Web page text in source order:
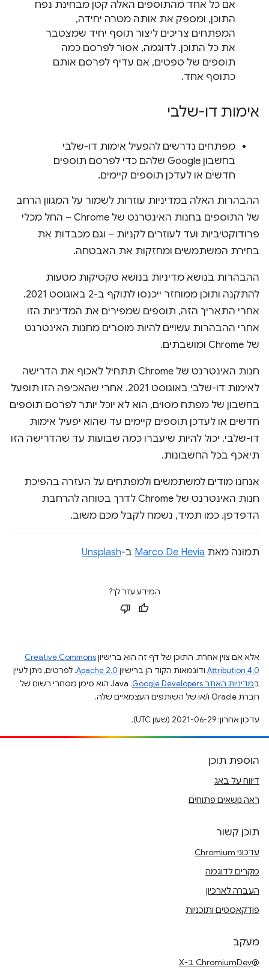
אם כל אחד מהתוספים האלה קטן מבחינת נפח
התוכן, ומספק את אותה מטרה יחידה,
המפתחים צריכים ליצור תוסף יחיד שמצטבר
את כל התוכן. לדוגמה, אסור לפרסם כמה
תוספים של טפטים, אם עדיף לפרסם אותם
כתוסף אחד.
אימות דו-שלבי
מפתחים נדרשים להפעיל אימות דו-שלבי
בחשבון Google שלהם כדי לפרסם תוספים
חדשים או לעדכן תוספים קיימים.
ההבהרות האלה במדיניות עוזרות לשמור על המגוון הרחב
של התוספים בחנות האינטרנט של Chrome – החל מכלי
פרודוקטיביות ועד לעוזרים לקניות – וגם מכבדות את
בחירת המשתמשים ומחזקות את האבטחה.
ההבהרות בנושא מדיניות בנושא טקטיקות מטעות
להתקנה ותוכן ממוחזר ייכנסו לתוקף ב-2 באוגוסט 2021.
אחרי התאריך הזה, תוספים שמפירים את המדיניות הזו
אחרי ההבהרות עשויים להיות מוסרים מחנות האינטרנט
של Chrome ומושבתים.
חנות האינטרנט של Chrome תתחיל לאכוף את הדרישה
לאימות דו-שלבי באוגוסט 2021. אחרי שהאכיפה הזו תופעל
בחשבון של מפתח מסוים, הוא לא יוכל יותר לפרסם תוספים
חדשים או לעדכן תוספים קיימים עד שהוא יפעיל אימות
דו-שלבי. יכול להיות שיעברו כמה שבועות עד שהדרישה הזו
תיאכף בכל החשבונות.
אנחנו מודים למשתמשים ולמפתחים על העזרה בהפיכת
חנות האינטרנט של Chrome לדרך בטוחה להרחבת
הדפדפן. כמו תמיד, נשמח לקבל מכם משוב.
תמונה מאת Marco De Hevia ב-Unsplash
המידע עזר לך?
אלא אם צוין אחרת, התוכן של דף זה הוא ברישיוןCreative Commons
Attribution 4.0 ודוגמאות הקוד הן ברישיון Apache 2.0. לפרטים, ניתן לעיין
במדיניות האתר Google Developers‏
.‏ Java הוא סימן מסחרי רשום של
חברת Oracle ו/או של השותפים העצמאיים שלה.
עדכון אחרון: 2021-06-29 (שעון UTC).
הוספת תוכן
דיווח על באג
ראה נושאים פתוחים
תוכן קשור
עדכוני Chromium
מקרים לדוגמה
העברה לארכיון
פודקאסטים ותוכניות
מעקב
@ChromiumDev ב-X